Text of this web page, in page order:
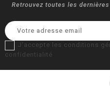
Retrouvez toutes les
J'accepte les conditions
confidentialité